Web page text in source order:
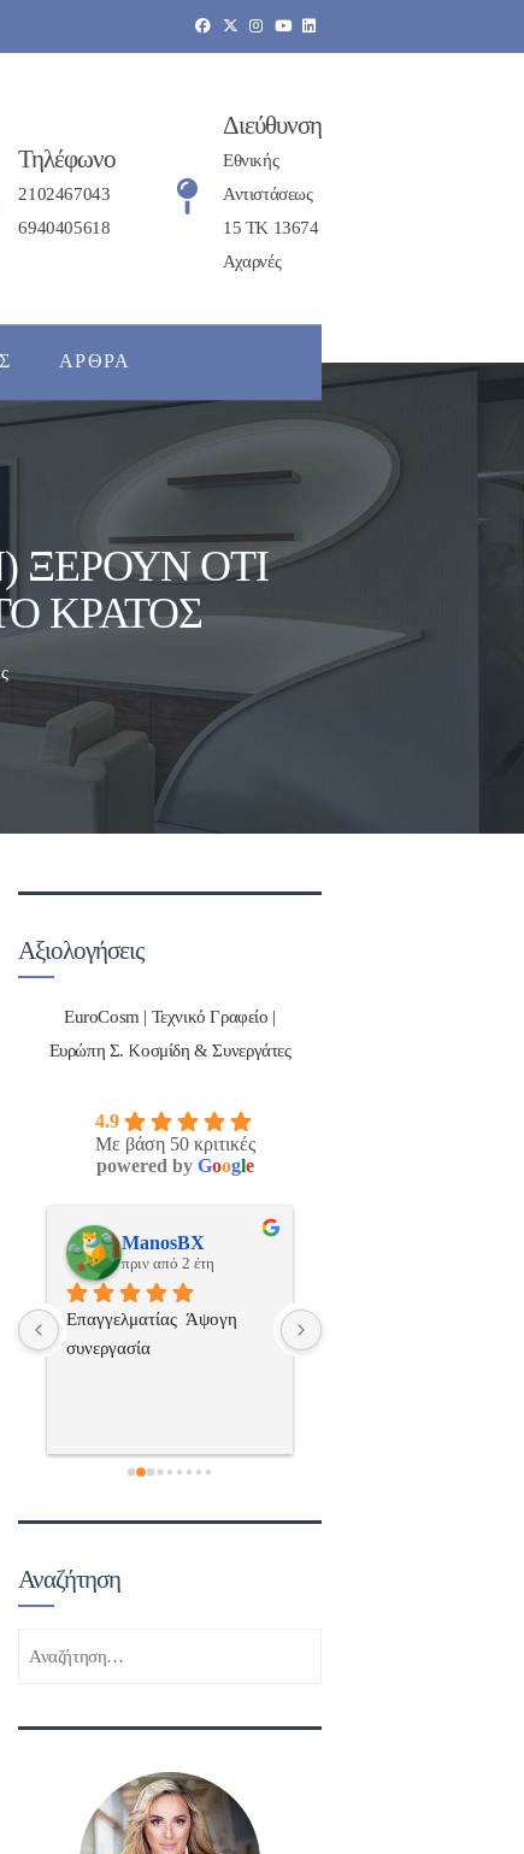
Τηλέφωνο
2102467043
6940405618
Διεύθυνση
Εθνικής
Αντιστάσεως
15 ΤΚ 13674
Αχαρνές
ΆΡΘΡΑ
ΞΈΡΟΥΝ ΌΤΙ
ΚΡΆΤΟΣ
Αξιολογήσεις
EuroCosm | Τεχνικό Γραφείο |
Ευρώπη Σ. Κοσμίδη & Συνεργάτες
4.9
Με βάση 50 κριτικές
powered by Google
ManosBX
πριν από 2 έτη
Επαγγελματίας  Άψογη
συνεργασία
Αναζήτηση